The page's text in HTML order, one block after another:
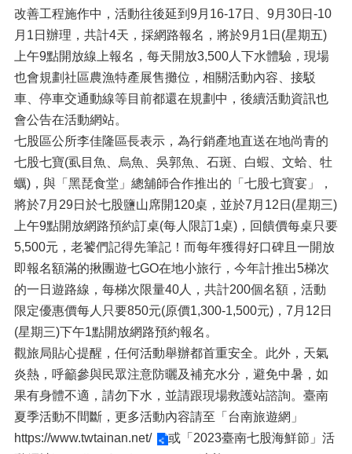
改善工程施作中，活動往後延到9月16-17日、9月30日-10
月1日辦理，共計4天，採網路報名，將於9月1日(星期五)
上午9點開放線上報名，每天開放3,500人下水體驗，現場
也會規劃社區農漁特產展售攤位，相關活動內容、接駁
車、停車交通動線等目前都還在規劃中，後續活動資訊也
會公告在活動網站。
七股區公所李佳隆區長表示，為行銷產地直送在地尚青的
七股七寶(虱目魚、烏魚、吳郭魚、石斑、白蝦、文蛤、牡
蠣)，與「黑琵食堂」總舖師合作推出的「七股七寶宴」，
將於7月29日於七股鹽山席開120桌，並於7月12日(星期三)
上午9點開放網路預約訂桌(每人限訂1桌)，回饋價每桌只要
5,500元，老饕們記得先筆記！而每年獲得好口碑且一開放
即報名額滿的揪團遊七GO在地小旅行，今年計推出5梯次
的一日遊路線，每梯次限量40人，共計200個名額，活動
限定優惠價每人只要850元(原價1,300-1,500元)，7月12日
(星期三)下午1點開放網路預約報名。
觀旅局貼心提醒，任何活動舉辦都首重安全。此外，天氣
炎熱，呼籲參與民眾注意防曬及補充水分，避免中暑，如
果有身體不適，請勿下水，並請跟現場救護站諮詢。臺南
夏季活動不間斷，更多活動內容請至「台南旅遊網」
https://www.twtainan.net/
或「2023臺南七股海鮮節」活